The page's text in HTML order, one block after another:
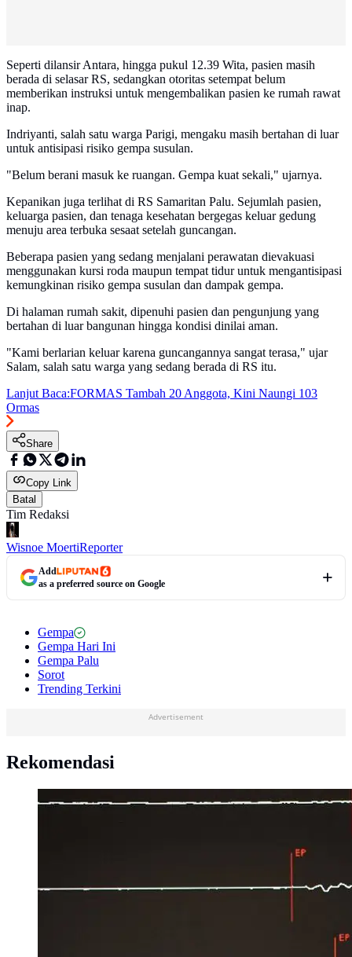
Seperti dilansir Antara, hingga pukul 12.39 Wita, pasien masih
berada di selasar RS, sedangkan otoritas setempat belum
memberikan instruksi untuk mengembalikan pasien ke rumah rawat
inap.
Indriyanti, salah satu warga Parigi, mengaku masih bertahan di luar
untuk antisipasi risiko gempa susulan.
"Belum berani masuk ke ruangan. Gempa kuat sekali," ujarnya.
Kepanikan juga terlihat di RS Samaritan Palu. Sejumlah pasien,
keluarga pasien, dan tenaga kesehatan bergegas keluar gedung
menuju area terbuka sesaat setelah guncangan.
Beberapa pasien yang sedang menjalani perawatan dievakuasi
menggunakan kursi roda maupun tempat tidur untuk mengantisipasi
kemungkinan risiko gempa susulan dan dampak gempa.
Di halaman rumah sakit, dipenuhi pasien dan pengunjung yang
bertahan di luar bangunan hingga kondisi dinilai aman.
"Kami berlarian keluar karena guncangannya sangat terasa," ujar
Salam, salah satu warga yang sedang berada di RS itu.
Lanjut Baca:FORMAS Tambah 20 Anggota, Kini Naungi 103
Ormas
Share
Copy Link
Batal
Tim Redaksi
Wisnoe MoertiReporter
Add
as a preferred source on Google
Gempa
Gempa Hari Ini
Gempa Palu
Sorot
Trending Terkini
Advertisement
Rekomendasi